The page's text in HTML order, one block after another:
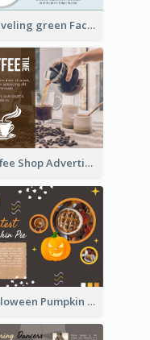
Traveling green Facebook Post
Coffee Shop Advertising Facebook Post With Details
Halloween Pumpkin Pie Collage Facebook Post